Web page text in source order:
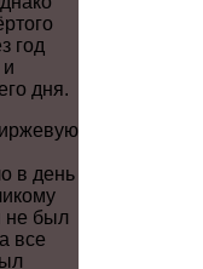
год
дня.
в день
не был
все